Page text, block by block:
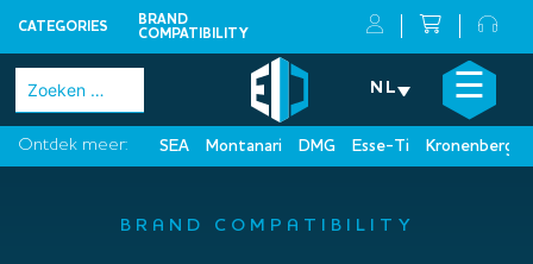
CATEGORIES
BRAND
COMPATIBILITY
Skip
content
Zoeken
naar:
NL ☰
Ontdek meer: SEA Montanari DMG Esse-Ti Kronenberg
×
BRAND COMPATIBILITY